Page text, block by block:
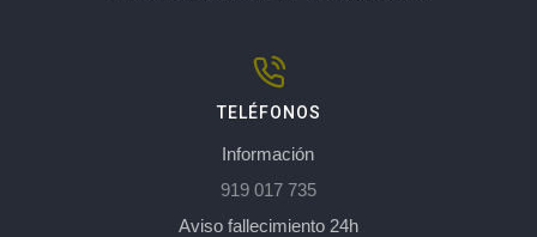
TELÉFONOS
Información
919 017 735
Aviso fallecimiento 24h